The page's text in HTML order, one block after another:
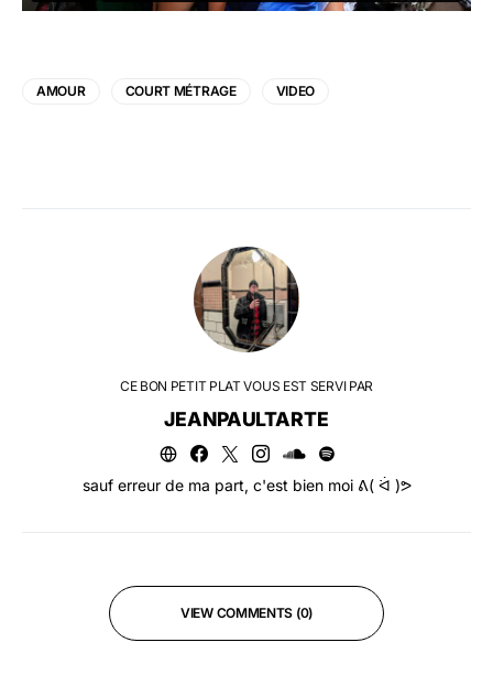
AMOUR COURT MÉTRAGE VIDEO
CE BON PETIT PLAT VOUS EST SERVI PAR
JEANPAULTARTE
sauf erreur de ma part, c'est bien moi ᕕ( ᐛ )ᕗ
VIEW COMMENTS (0)